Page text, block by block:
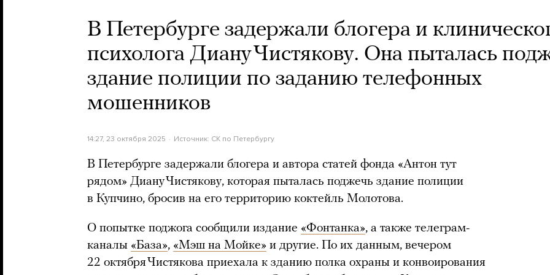
В Петербурге задержали блогера и
психолога Диану Чистякову. Она пыталась
здание полиции по заданию телефонных
мошенников
14:27, 23 октября 2025 Источник: СК по Петербургу
В Петербурге задержали блогера и автора статей фонда «Антон тут
рядом» Диану Чистякову, которая пыталась поджечь здание полиции
в Купчино, бросив на его территорию коктейль Молотова.
О попытке поджога сообщили издание «Фонтанка», а также телеграм-
каналы «База», «Мэш на Мойке» и другие. По их данным, вечером
22 октября Чистякова приехала к зданию полка охраны и конвоирования